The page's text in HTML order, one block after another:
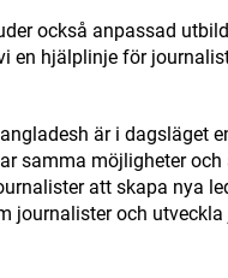
också anpassad
en hjälplinje för
är i dagsläget
samma möjligheter
att skapa nya
journalister och